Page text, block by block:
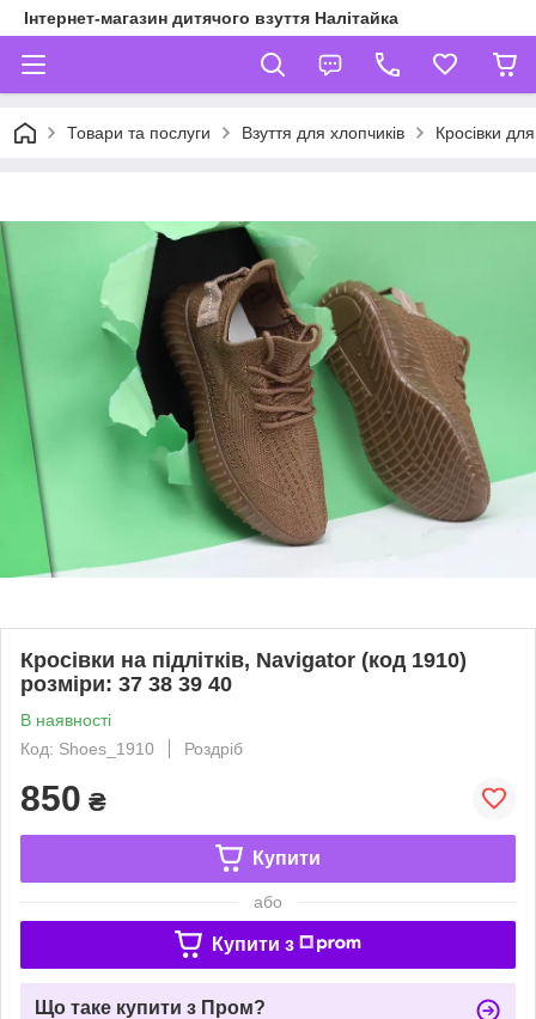
Інтернет-магазин дитячого взуття Налітайка
Товари та послуги Взуття для хлопчиків Кросівки
Кросівки на підлітків, Navigator (код 1910)
розміри: 37 38 39 40
В наявності
Код: Shoes_1910
Роздріб
850 ₴
Купити
або
Купити з
Що таке купити з Пром?